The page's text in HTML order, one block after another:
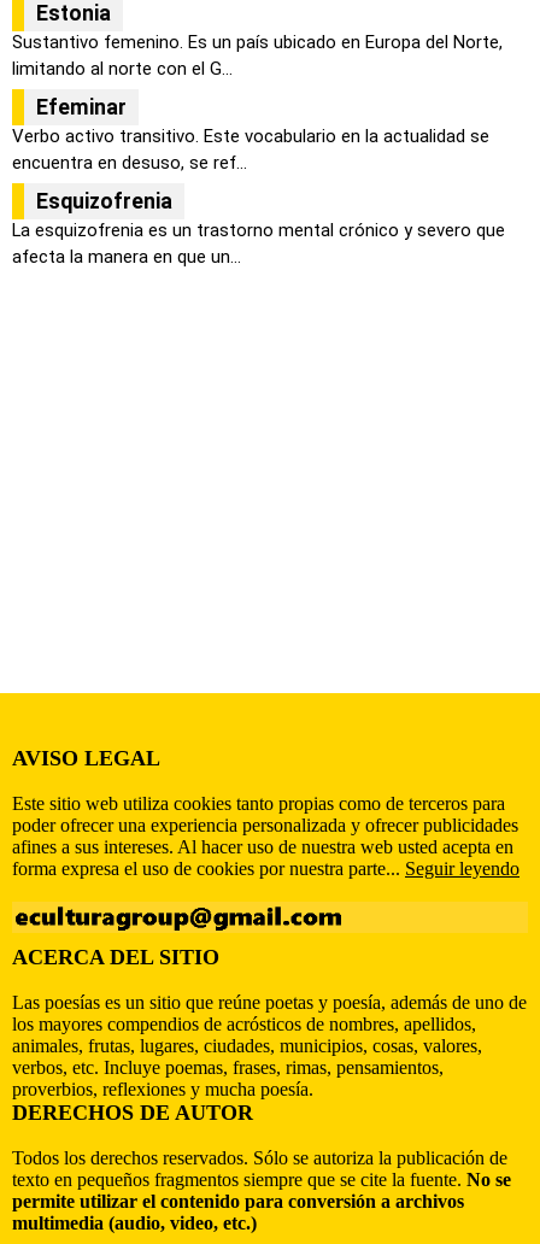
Estonia
Sustantivo femenino. Es un país ubicado en Europa del Norte,
limitando al norte con el G...
Efeminar
Verbo activo transitivo. Este vocabulario en la actualidad se
encuentra en desuso, se ref...
Esquizofrenia
La esquizofrenia es un trastorno mental crónico y severo que
afecta la manera en que un...
AVISO LEGAL
Este sitio web utiliza cookies tanto propias como de terceros para
poder ofrecer una experiencia personalizada y ofrecer publicidades
afines a sus intereses. Al hacer uso de nuestra web usted acepta en
forma expresa el uso de cookies por nuestra parte... Seguir leyendo
ACERCA DEL SITIO
Las poesías es un sitio que reúne poetas y poesía, además de uno de
los mayores compendios de acrósticos de nombres, apellidos,
animales, frutas, lugares, ciudades, municipios, cosas, valores,
verbos, etc. Incluye poemas, frases, rimas, pensamientos,
proverbios, reflexiones y mucha poesía.
DERECHOS DE AUTOR
Todos los derechos reservados. Sólo se autoriza la publicación de
texto en pequeños fragmentos siempre que se cite la fuente. No se
permite utilizar el contenido para conversión a archivos
multimedia (audio, video, etc.)